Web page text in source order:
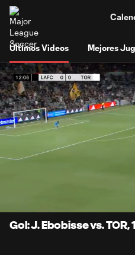
Últimos Videos Mejores
Gol: J. Ebobisse vs. TOR,